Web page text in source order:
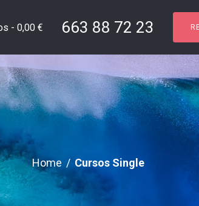
0,00 € 663 88 72 23
Home / Cursos Single